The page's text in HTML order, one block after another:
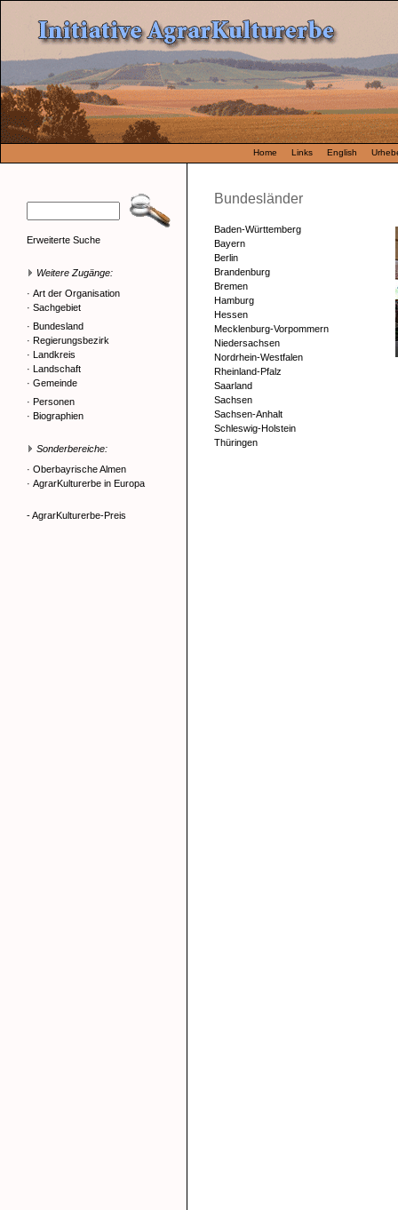
Home Links English
Erweiterte Suche
Weitere Zugänge:
· Art der Organisation
· Sachgebiet
· Bundesland
· Regierungsbezirk
· Landkreis
· Landschaft
· Gemeinde
· Personen
· Biographien
Sonderbereiche:
· Oberbayrische Almen
· AgrarKulturerbe in Europa
- AgrarKulturerbe-Preis
Bundesländer
Baden-Württemberg
Bayern
Berlin
Brandenburg
Bremen
Hamburg
Hessen
Mecklenburg-Vorpommern
Niedersachsen
Nordrhein-Westfalen
Rheinland-Pfalz
Saarland
Sachsen
Sachsen-Anhalt
Schleswig-Holstein
Thüringen